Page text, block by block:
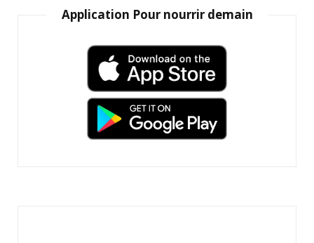
Application Pour nourrir demain